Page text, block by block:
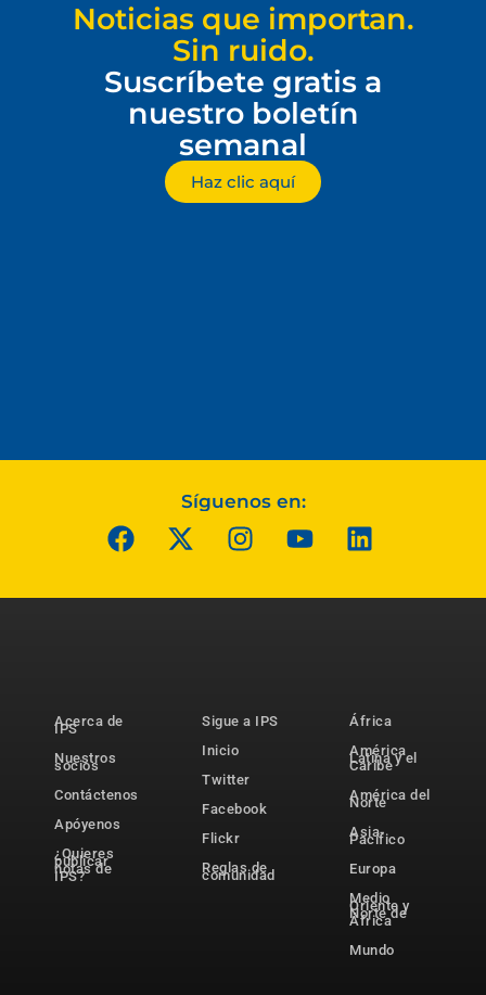
Noticias que importan.
Sin ruido.
Suscríbete gratis a
nuestro boletín
semanal
Haz clic aquí
Síguenos en:
Acerca de
IPS
Nuestros
socios
Contáctenos
Apóyenos
¿Quieres
publicar
notas de
IPS?
Sigue a IPS
Inicio
Twitter
Facebook
Flickr
Reglas de
comunidad
África
América
Latina y el
Caribe
América del
Norte
Asia-
Pacífico
Europa
Medio
Oriente y
Norte de
África
Mundo